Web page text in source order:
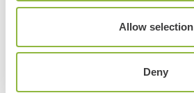
Allow selection
Deny